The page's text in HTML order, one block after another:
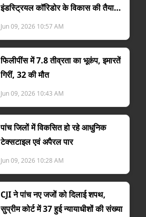
इंडस्ट्रियल कॉरिडोर के विकास की तैयारी
तेज
Jun 09, 2026 10:57 AM
फिलीपींस में 7.8 तीव्रता का भूकंप, इमारतें
गिरीं, 32 की मौत
Jun 09, 2026 10:43 AM
पांच जिलों में विकसित हो रहे आधुनिक
टेक्सटाइल एवं अपैरल पार
Jun 09, 2026 10:28 AM
CJI ने पांच नए जजों को दिलाई शपथ,
सुप्रीम कोर्ट में 37 हुई न्यायाधीशों की संख्या